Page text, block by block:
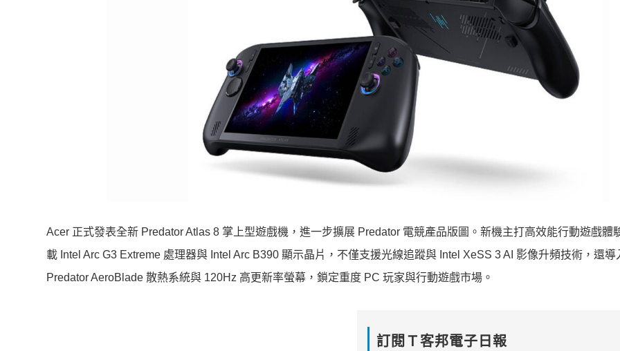
Acer 正式發表全新 Predator Atlas 8 掌上型遊戲機，進一步擴展 Predator 電競產品版圖。新機主打高效能行動遊戲體
載 Intel Arc G3 Extreme 處理器與 Intel Arc B390 顯示晶片，不僅支援光線追蹤與 Intel XeSS 3 AI 影像升頻技術，還導
Predator AeroBlade 散熱系統與 120Hz 高更新率螢幕，鎖定重度 PC 玩家與行動遊戲市場。
訂閱Ｔ客邦電子日報